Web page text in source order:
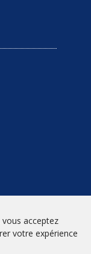
acceptez
votre expérience